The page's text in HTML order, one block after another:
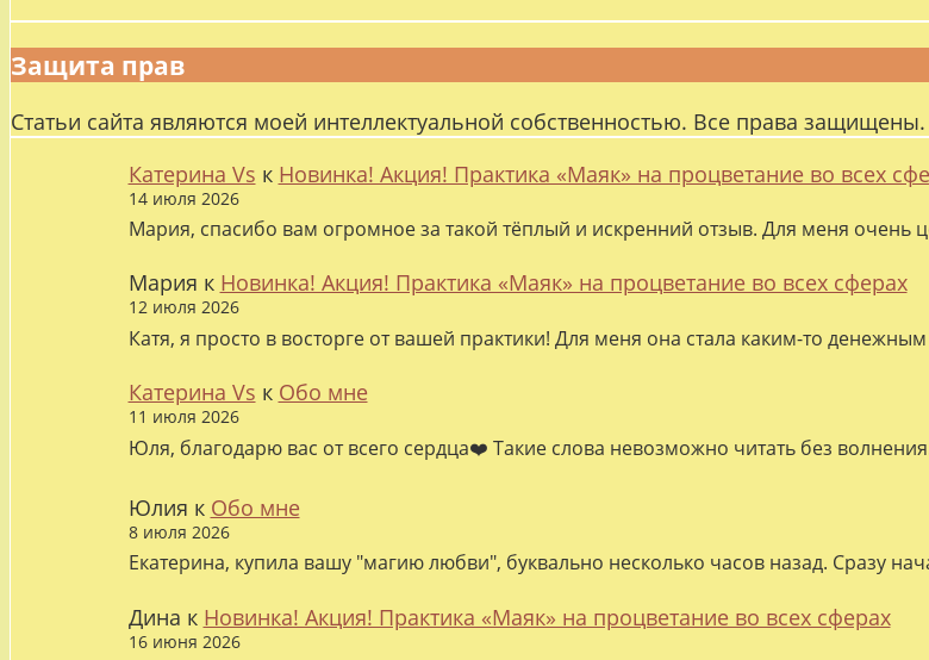
Защита прав
Статьи сайта являются моей интеллектуальной собственностью. Все права
Катерина Vs к Новинка! Акция! Практика «Маяк» на процветание во всех
14 июля 2026
Мария, спасибо вам огромное за такой тёплый и искренний отзыв. Для меня очень
Мария к Новинка! Акция! Практика «Маяк» на процветание во всех сферах
12 июля 2026
Катя, я просто в восторге от вашей практики! Для меня она стала каким-то
Катерина Vs к Обо мне
11 июля 2026
Юля, благодарю вас от всего сердца❤️ Такие слова невозможно читать без
Юлия к Обо мне
8 июля 2026
Екатерина, купила вашу "магию любви", буквально несколько часов назад. Сразу
Дина к Новинка! Акция! Практика «Маяк» на процветание во всех сферах
16 июня 2026